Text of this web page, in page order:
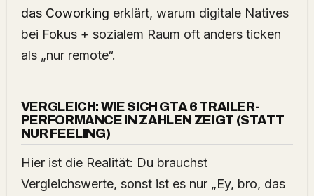
das Coworking erklärt, warum digitale Natives
bei Fokus + sozialem Raum oft anders ticken
als „nur remote“.
VERGLEICH: WIE SICH GTA 6 TRAILER-
PERFORMANCE IN ZAHLEN ZEIGT (STATT
NUR FEELING)
Hier ist die Realität: Du brauchst
Vergleichswerte, sonst ist es nur „Ey, bro, das